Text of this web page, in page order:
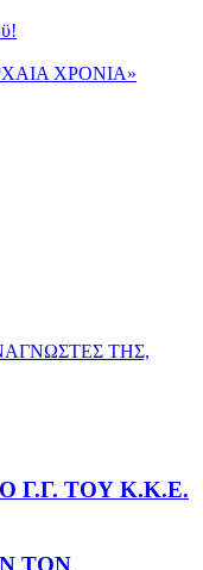
ΧΡΟΝΙΑ»
ΤΗΣ,
Γ.Γ. ΤΟΥ Κ.Κ.Ε.
ΤΟΝ